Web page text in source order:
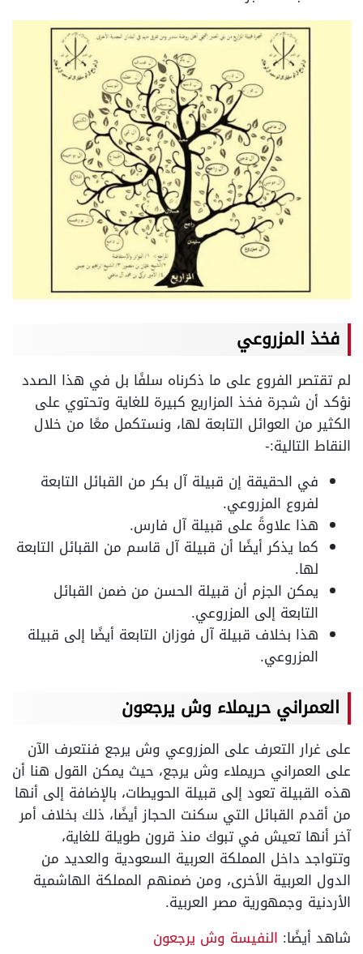
فخذ المزروعي
لم تقتصر الفروع على ما ذكرناه سلفًا بل في هذا الصدد
نؤكد أن شجرة فخذ المزاريع كبيرة للغاية وتحتوي على
الكثير من العوائل التابعة لها، ونستكمل معًا من خلال
النقاط التالية:-
في الحقيقة إن قبيلة آل بكر من القبائل التابعة
لفروع المزروعي.
هذا علاوةً على قبيلة آل فارس.
كما يذكر أيضًا أن قبيلة آل قاسم من القبائل التابعة
لها.
يمكن الجزم أن قبيلة الحسن من ضمن القبائل
التابعة إلى المزروعي.
هذا بخلاف قبيلة آل فوزان التابعة أيضًا إلى قبيلة
المزروعي.
العمراني حريملاء وش يرجعون
على غرار التعرف على المزروعي وش يرجع فنتعرف الآن
على العمراني حريملاء وش يرجع، حيث يمكن القول هنا أن
هذه القبيلة تعود إلى قبيلة الحويطات، بالإضافة إلى أنها
من أقدم القبائل التي سكنت الحجاز أيضًا، ذلك بخلاف أمر
آخر أنها تعيش في تبوك منذ قرون طويلة للغاية،
وتتواجد داخل المملكة العربية السعودية والعديد من
الدول العربية الأخرى، ومن ضمنهم المملكة الهاشمية
الأردنية وجمهورية مصر العربية.
شاهد أيضًا: النفيسة وش يرجعون